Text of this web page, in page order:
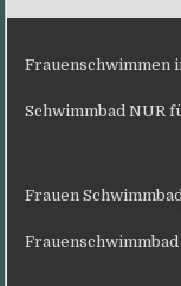
Frauenschwimmen
Schwimmbad NUR
Frauen
Frauenschwimmbad